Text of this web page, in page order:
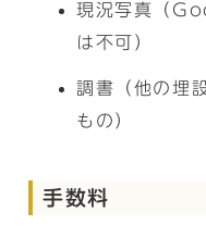
現況写真（
は不可）
調書（他の埋
もの）
手数料